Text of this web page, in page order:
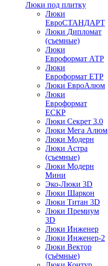
Люки под плитку
Люки
ЕвроСТАНДАРТ
Люки Дипломат
(съемные)
Люки
Евроформат АТР
Люки
Евроформат ЕТР
Люки ЕвроАлюм
Люки
Евроформат
ЕСКР
Люки Секрет 3.0
Люки Мега Алюм
Люки Модерн
Люки Астра
(съемные)
Люки Модерн
Мини
Эко-Люки 3D
Люки Шаркон
Люки Титан 3D
Люки Премиум
3D
Люки Инженер
Люки Инженер-2
Люки Вектор
(съёмные)